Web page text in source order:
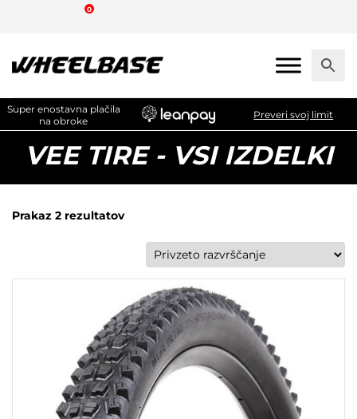
content
0
Super enostavna plačila
na obroke
Preveri svoj limit
VEE TIRE - VSI IZDELKI
Prakaz 2 rezultatov